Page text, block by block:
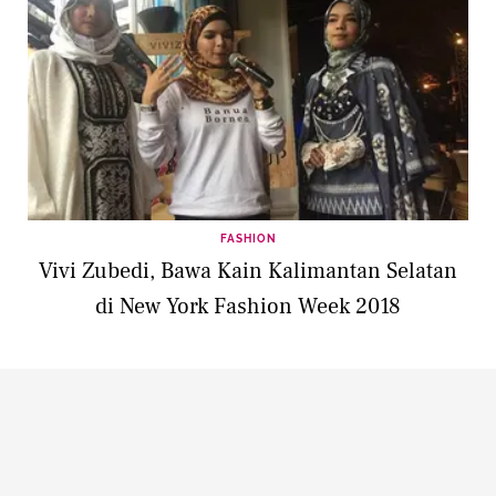
FASHION
Vivi Zubedi, Bawa Kain Kalimantan Selatan
di New York Fashion Week 2018